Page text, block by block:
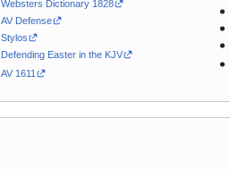
Websters Dictionary 1828
AV Defense
Stylos
Defending Easter in the KJV
AV 1611